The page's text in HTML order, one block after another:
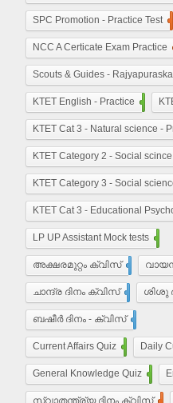
SPC Promotion - Practice Test
NCC A Certicate Exam Practice
Scouts & Guides -
KTET English - Practice 210
KTET Cat 3 - Natural science -
KTET Category 2 - Social scince
KTET Category 3 - Social
KTET Cat 3 - Educational
LP UP Assistant Mock tests
അക്ഷരമുറ്റം ക്വിസ് 110
ചാന്ദ്ര ദിനം ക്വിസ് ശിശു
ബഷീർ ദിനം - ക്വിസ്
Current Affairs Quiz 203Daily
General Knowledge Quiz